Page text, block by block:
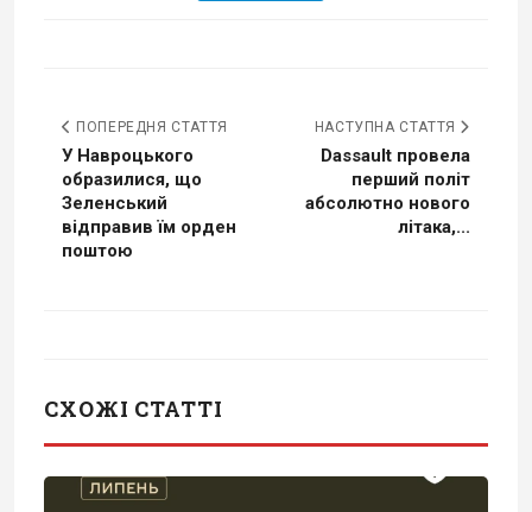
ПОПЕРЕДНЯ СТАТТЯ
У Навроцького
образилися, що
Зеленський
відправив їм орден
поштою
НАСТУПНА СТАТТЯ
Dassault провела
перший політ
абсолютно нового
літака,...
СХОЖІ СТАТТІ